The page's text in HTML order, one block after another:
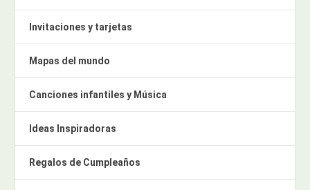
Invitaciones y tarjetas
Mapas del mundo
Canciones infantiles y Música
Ideas Inspiradoras
Regalos de Cumpleaños